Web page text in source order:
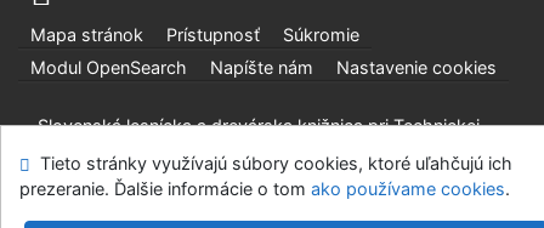
Mapa stránok Prístupnosť
Súkromie
Modul OpenSearch
Napíšte nám Nastavenie cookies
Slovenská lesnícka a drevárska knižnica pri Technickej
univerzite vo Zvolene
©1993-2026IPACv.4.8.63a -Cosmotron Slovakia, s.r.o.
Tieto stránky využívajú súbory cookies, ktoré uľahčujú ich
prezeranie. Ďalšie informácie o tom ako používame cookies.